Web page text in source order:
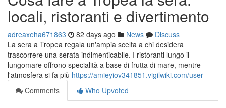
locali, ristoranti e divertimento
adreaxeha671863 82 days ago News
Discuss
La sera a Tropea regala un'ampia scelta a chi desidera
trascorrere una serata indimenticabile. I ristoranti lungo il
lungomare offrono specialità a base di frutta di mare, mentre
l'atmosfera si fa più https://amieyiov341851.vigilwiki.com/user
Comments
Who Upvoted